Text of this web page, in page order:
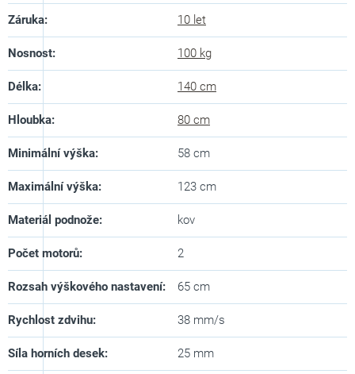
Záruka: 10 let
Nosnost: 100 kg
Délka: 140 cm
Hloubka: 80 cm
Minimální výška: 58 cm
Maximální výška: 123 cm
Materiál podnože: kov
Počet motorů: 2
Rozsah výškového nastavení: 65 cm
Rychlost zdvihu: 38 mm/s
Síla horních desek: 25 mm